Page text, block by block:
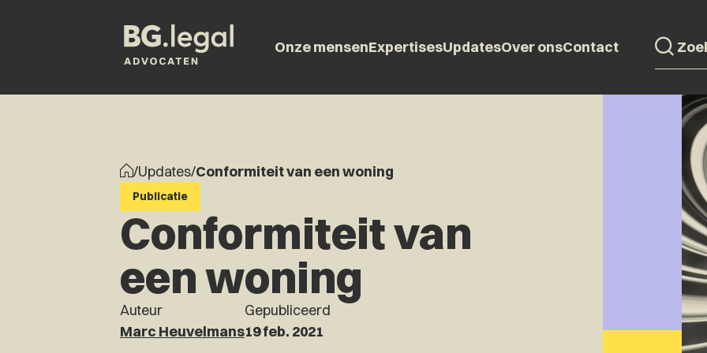
Onze mensenExpertisesUpdatesOver onsContact
/Updates/Conformiteit van een woning
Publicatie
Conformiteit van
een woning
Auteur
Marc Heuvelmans
Gepubliceerd
19 feb. 2021